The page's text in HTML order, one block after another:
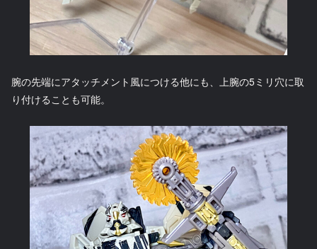
腕の先端にアタッチメント風につける他にも、上腕の5ミリ穴に取
り付けることも可能。